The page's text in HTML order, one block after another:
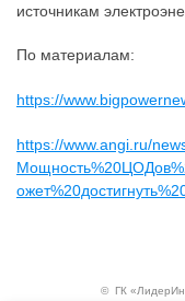
источникам
По материалам:
https://
https://www.angi.ru/
© ГК